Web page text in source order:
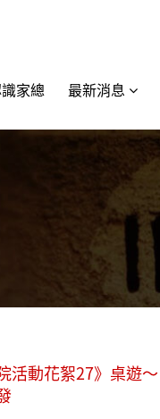
家總 最新消息
活動花絮27》桌遊～